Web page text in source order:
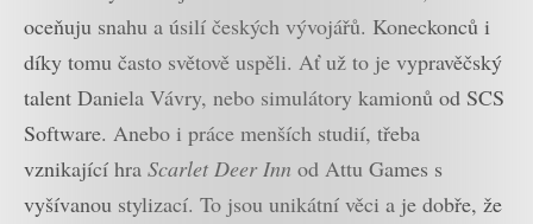
oceňuju snahu a úsilí českých vývojářů. Koneckonců i
díky tomu často světově uspěli. Ať už to je vypravěčský
talent Daniela Vávry, nebo simulátory kamionů od SCS
Software. Anebo i práce menších studií, třeba
vznikající hra Scarlet Deer Inn od Attu Games s
vyšívanou stylizací. To jsou unikátní věci a je dobře, že